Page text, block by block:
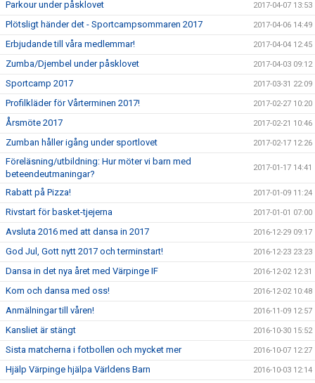
Parkour under påsklovet 2017-04-07 13:53
Plötsligt händer det - Sportcampsommaren 2017 2017-04-06 14:49
Erbjudande till våra medlemmar! 2017-04-04 12:45
Zumba/Djembel under påsklovet 2017-04-03 09:12
Sportcamp 2017 2017-03-31 22:09
Profilkläder för Vårterminen 2017! 2017-02-27 10:20
Årsmöte 2017 2017-02-21 10:46
Zumban håller igång under sportlovet 2017-02-17 12:26
Föreläsning/utbildning: Hur möter vi barn med
beteendeutmaningar?
2017-01-17 14:41
Rabatt på Pizza! 2017-01-09 11:24
Rivstart för basket-tjejerna 2017-01-01 07:00
Avsluta 2016 med att dansa in 2017 2016-12-29 09:17
God Jul, Gott nytt 2017 och terminstart! 2016-12-23 23:23
Dansa in det nya året med Värpinge IF 2016-12-02 12:31
Kom och dansa med oss! 2016-12-02 10:48
Anmälningar till våren! 2016-11-09 12:57
Kansliet är stängt 2016-10-30 15:52
Sista matcherna i fotbollen och mycket mer 2016-10-07 12:27
Hjälp Värpinge hjälpa Världens Barn 2016-10-03 12:14